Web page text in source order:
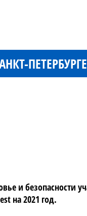
ПЕТЕРБУРГЕ
и безопасности
на 2021 год.